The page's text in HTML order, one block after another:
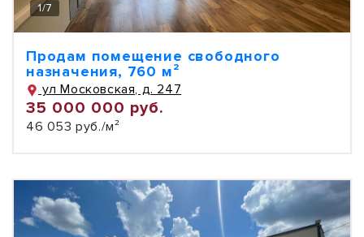
1/7
Продам помещение свободного
назначения, 760 м²
ул Московская, д. 247
35 000 000 руб.
46 053 руб./м²